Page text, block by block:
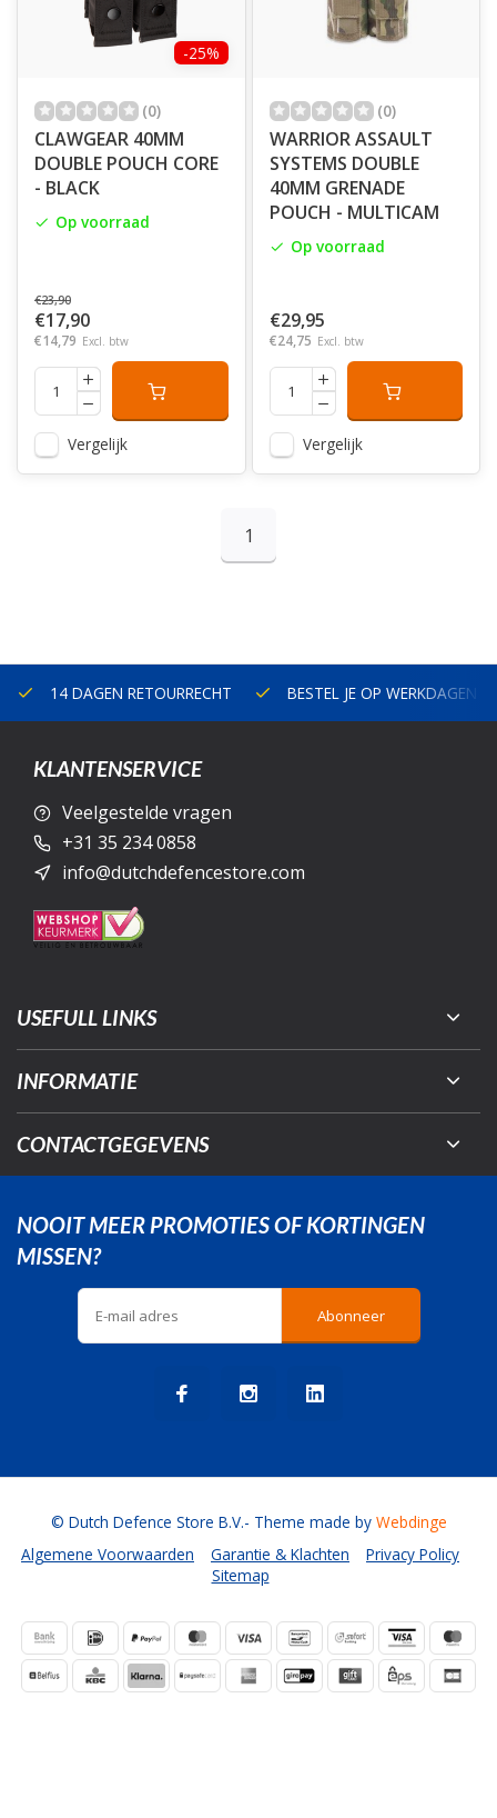
-25%
(0)
CLAWGEAR 40MM
DOUBLE POUCH CORE
- BLACK
Op voorraad
€23,90
€17,90
€14,79 Excl. btw
Vergelijk
(0)
WARRIOR ASSAULT
SYSTEMS DOUBLE
40MM GRENADE
POUCH - MULTICAM
Op voorraad
€29,95
€24,75 Excl. btw
Vergelijk
1
14 DAGEN RETOURRECHT BESTEL JE OP WERKDAGEN
KLANTENSERVICE
Veelgestelde vragen
+31 35 234 0858
info@dutchdefencestore.com
USEFULL LINKS
INFORMATIE
CONTACTGEGEVENS
NOOIT MEER PROMOTIES OF KORTINGEN
MISSEN?
Abonneer
Algemene Voorwaarden Garantie & Klachten
Privacy Policy
Sitemap
© Dutch Defence Store B.V.- Theme made by Webdinge